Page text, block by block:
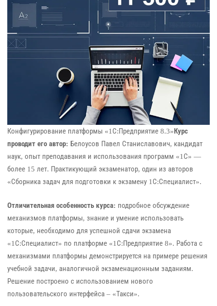
Конфигурирование платформы «1С:Предприятие 8.3» Курс
проводит его автор: Белоусов Павел Станиславович, кандидат
наук, опыт преподавания и использования программ «1С» —
более 15 лет. Практикующий экзаменатор, один из авторов
«Сборника задач для подготовки к экзамену 1С:Специалист».
Отличительная особенность курса: подробное обсуждение
механизмов платформы, знание и умение использовать
которые, необходимо для успешной сдачи экзамена
«1С:Специалист» по платформе «1С:Предприятие 8». Работа с
механизмами платформы демонстрируется на примере решения
учебной задачи, аналогичной экзаменационным заданиям.
Решение построено с использованием нового
пользовательского интерфейса – «Такси».